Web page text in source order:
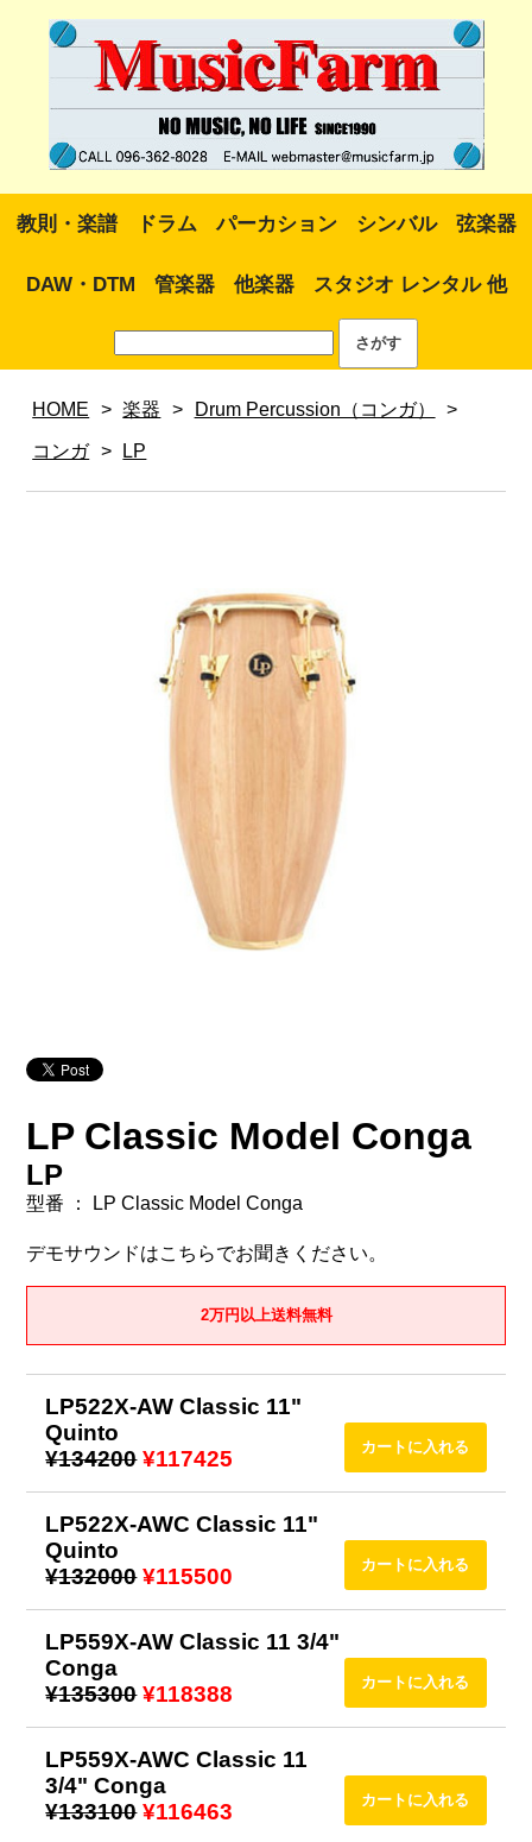
教則・楽譜 ドラム パーカション シンバル 弦楽器
DAW・DTM 管楽器 他楽器 スタジオ レンタル 他
HOME > 楽器 > Drum Percussion（コンガ） >
コンガ > LP
LP Classic Model Conga
LP
型番 ： LP Classic Model Conga
デモサウンドはこちらでお聞きください。
2万円以上送料無料
LP522X-AW Classic 11"
Quinto
¥134200 ¥117425
LP522X-AWC Classic 11"
Quinto
¥132000 ¥115500
LP559X-AW Classic 11 3/4"
Conga
¥135300 ¥118388
LP559X-AWC Classic 11
3/4" Conga
¥133100 ¥116463